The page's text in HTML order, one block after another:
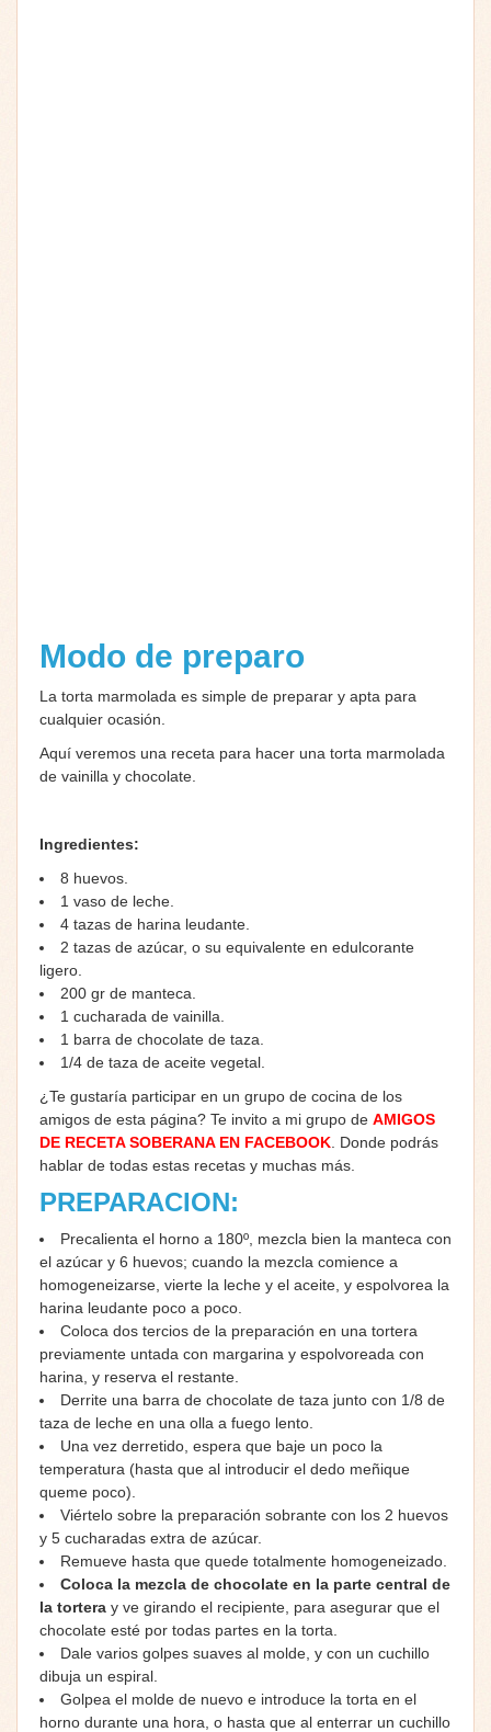
Modo de preparo
La torta marmolada es simple de preparar y apta para
cualquier ocasión.
Aquí veremos una receta para hacer una torta marmolada
de vainilla y chocolate.
Ingredientes:
8 huevos.
1 vaso de leche.
4 tazas de harina leudante.
2 tazas de azúcar, o su equivalente en edulcorante
ligero.
200 gr de manteca.
1 cucharada de vainilla.
1 barra de chocolate de taza.
1/4 de taza de aceite vegetal.
¿Te gustaría participar en un grupo de cocina de los
amigos de esta página? Te invito a mi grupo de AMIGOS
DE RECETA SOBERANA EN FACEBOOK . Donde podrás
hablar de todas estas recetas y muchas más.
PREPARACION:
Precalienta el horno a 180º, mezcla bien la manteca con
el azúcar y 6 huevos; cuando la mezcla comience a
homogeneizarse, vierte la leche y el aceite, y espolvorea la
harina leudante poco a poco.
Coloca dos tercios de la preparación en una tortera
previamente untada con margarina y espolvoreada con
harina, y reserva el restante.
Derrite una barra de chocolate de taza junto con 1/8 de
taza de leche en una olla a fuego lento.
Una vez derretido, espera que baje un poco la
temperatura (hasta que al introducir el dedo meñique
queme poco).
Viértelo sobre la preparación sobrante con los 2 huevos
y 5 cucharadas extra de azúcar.
Remueve hasta que quede totalmente homogeneizado.
Coloca la mezcla de chocolate en la parte central de
la tortera y ve girando el recipiente, para asegurar que el
chocolate esté por todas partes en la torta.
Dale varios golpes suaves al molde, y con un cuchillo
dibuja un espiral.
Golpea el molde de nuevo e introduce la torta en el
horno durante una hora, o hasta que al enterrar un cuchillo